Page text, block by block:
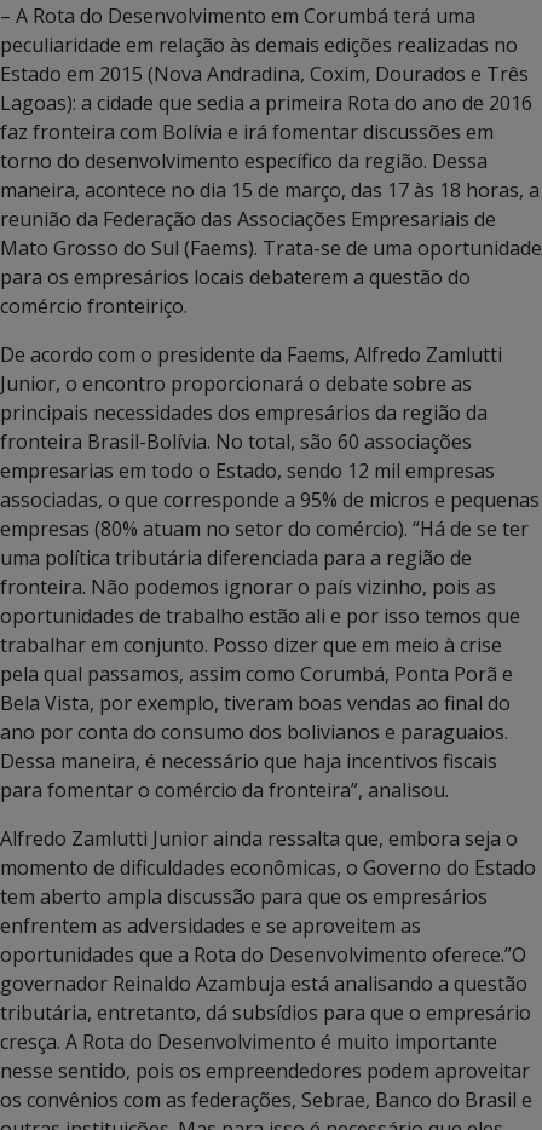
– A Rota do Desenvolvimento em Corumbá terá uma
peculiaridade em relação às demais edições realizadas no
Estado em 2015 (Nova Andradina, Coxim, Dourados e Três
Lagoas): a cidade que sedia a primeira Rota do ano de 2016
faz fronteira com Bolívia e irá fomentar discussões em
torno do desenvolvimento específico da região. Dessa
maneira, acontece no dia 15 de março, das 17 às 18 horas, a
reunião da Federação das Associações Empresariais de
Mato Grosso do Sul (Faems). Trata-se de uma oportunidade
para os empresários locais debaterem a questão do
comércio fronteiriço.
De acordo com o presidente da Faems, Alfredo Zamlutti
Junior, o encontro proporcionará o debate sobre as
principais necessidades dos empresários da região da
fronteira Brasil-Bolívia. No total, são 60 associações
empresarias em todo o Estado, sendo 12 mil empresas
associadas, o que corresponde a 95% de micros e pequenas
empresas (80% atuam no setor do comércio). “Há de se ter
uma política tributária diferenciada para a região de
fronteira. Não podemos ignorar o país vizinho, pois as
oportunidades de trabalho estão ali e por isso temos que
trabalhar em conjunto. Posso dizer que em meio à crise
pela qual passamos, assim como Corumbá, Ponta Porã e
Bela Vista, por exemplo, tiveram boas vendas ao final do
ano por conta do consumo dos bolivianos e paraguaios.
Dessa maneira, é necessário que haja incentivos fiscais
para fomentar o comércio da fronteira”, analisou.
Alfredo Zamlutti Junior ainda ressalta que, embora seja o
momento de dificuldades econômicas, o Governo do Estado
tem aberto ampla discussão para que os empresários
enfrentem as adversidades e se aproveitem as
oportunidades que a Rota do Desenvolvimento oferece.”O
governador Reinaldo Azambuja está analisando a questão
tributária, entretanto, dá subsídios para que o empresário
cresça. A Rota do Desenvolvimento é muito importante
nesse sentido, pois os empreendedores podem aproveitar
os convênios com as federações, Sebrae, Banco do Brasil e